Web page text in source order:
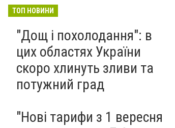
миті: на Тернопільщині
знешкодили боєприпас
Вчора
ТОП НОВИНИ
"Дощ і похолодання": в
цих областях України
скоро хлинуть зливи та
потужний град
"Нові тарифи з 1 вересня